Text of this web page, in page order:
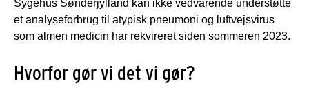
Sygehus Sønderjylland kan ikke vedvarende understøtte
et analyseforbrug til atypisk pneumoni og luftvejsvirus
som almen medicin har rekvireret siden sommeren 2023.
Hvorfor gør vi det vi gør?